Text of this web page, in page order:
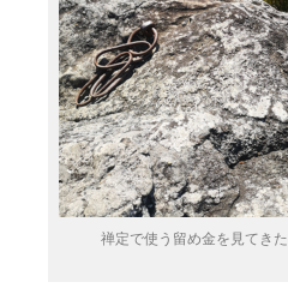
禅定で使う留め金を見てきた